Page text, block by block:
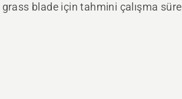
blade için tahmini çalışma